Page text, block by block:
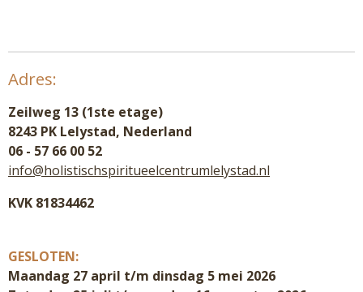
Adres:
Zeilweg 13 (1ste etage)
8243 PK Lelystad, Nederland
06 - 57 66 00 52
info@holistischspiritueelcentrumlelystad.nl
KVK 81834462
GESLOTEN:
Maandag 27 april t/m dinsdag 5 mei 2026